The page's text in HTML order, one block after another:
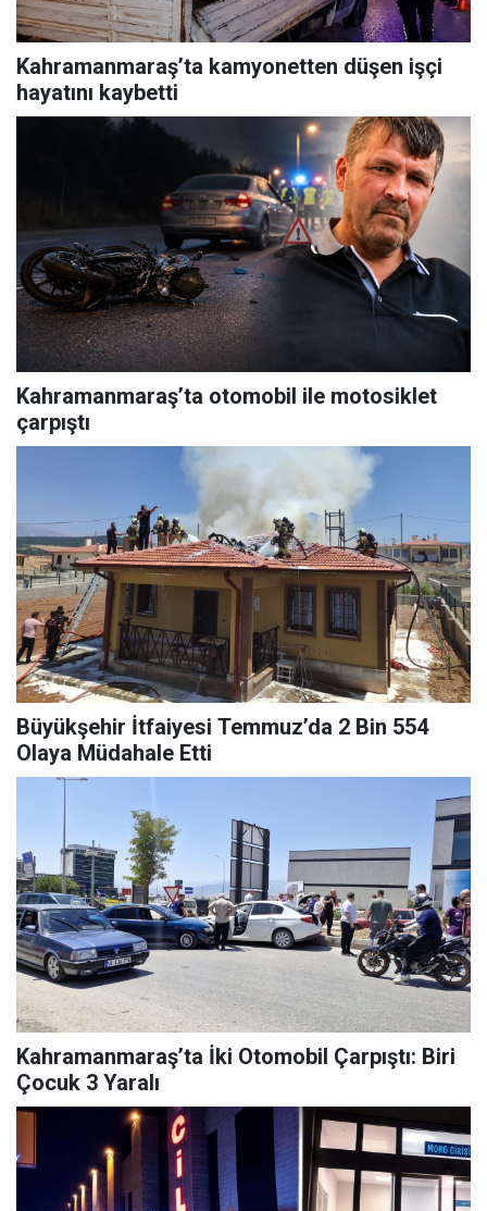
Kahramanmaraş’ta kamyonetten düşen işçi
hayatını kaybetti
Kahramanmaraş’ta otomobil ile motosiklet
çarpıştı
Büyükşehir İtfaiyesi Temmuz’da 2 Bin 554
Olaya Müdahale Etti
Kahramanmaraş’ta İki Otomobil Çarpıştı: Biri
Çocuk 3 Yaralı